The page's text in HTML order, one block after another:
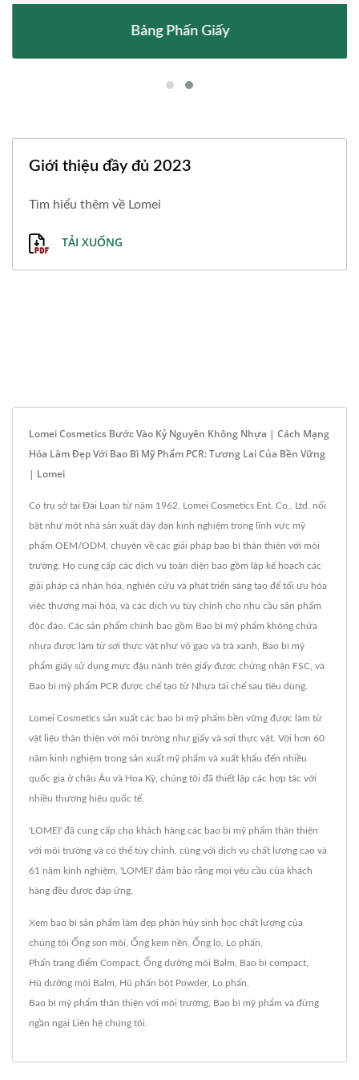
Bảng Phấn Giấy
Giới thiệu đầy đủ 2023
Tìm hiểu thêm về Lomei
TẢI XUỐNG
Lomei Cosmetics Bước Vào Kỷ Nguyên Không Nhựa | Cách Mạng
Hóa Làm Đẹp Với Bao Bì Mỹ Phẩm PCR: Tương Lai Của Bền Vững
| Lomei
Có trụ sở tại Đài Loan từ năm 1962, Lomei Cosmetics Ent. Co., Ltd. nổi
bật như một nhà sản xuất dày dạn kinh nghiệm trong lĩnh vực mỹ
phẩm OEM/ODM, chuyên về các giải pháp bao bì thân thiện với môi
trường. Họ cung cấp các dịch vụ toàn diện bao gồm lập kế hoạch các
giải pháp cá nhân hóa, nghiên cứu và phát triển sáng tạo để tối ưu hóa
việc thương mại hóa, và các dịch vụ tùy chỉnh cho nhu cầu sản phẩm
độc đáo. Các sản phẩm chính bao gồm Bao bì mỹ phẩm không chứa
nhựa được làm từ sợi thực vật như vỏ gạo và trà xanh, Bao bì mỹ
phẩm giấy sử dụng mực đậu nành trên giấy được chứng nhận FSC, và
Bao bì mỹ phẩm PCR được chế tạo từ Nhựa tái chế sau tiêu dùng.
Lomei Cosmetics sản xuất các bao bì mỹ phẩm bền vững được làm từ
vật liệu thân thiện với môi trường như giấy và sợi thực vật. Với hơn 60
năm kinh nghiệm trong sản xuất mỹ phẩm và xuất khẩu đến nhiều
quốc gia ở châu Âu và Hoa Kỳ, chúng tôi đã thiết lập các hợp tác với
nhiều thương hiệu quốc tế.
'LOMEI' đã cung cấp cho khách hàng các bao bì mỹ phẩm thân thiện
với môi trường và có thể tùy chỉnh, cùng với dịch vụ chất lượng cao và
61 năm kinh nghiệm, 'LOMEI' đảm bảo rằng mọi yêu cầu của khách
hàng đều được đáp ứng.
Xem bao bì sản phẩm làm đẹp phân hủy sinh học chất lượng của
chúng tôi Ống son môi Ống kem nền Ống lọ Lọ phấn
Phấn trang điểm Compact Ống dưỡng môi Balm Bao bì compact
Hũ dưỡng môi Balm Hũ phấn bột Powder, Lọ phấn
Bao bì mỹ phẩm thân thiện với môi trường Bao bì mỹ phẩm và đừng
ngần ngại Liên hệ chúng tôi